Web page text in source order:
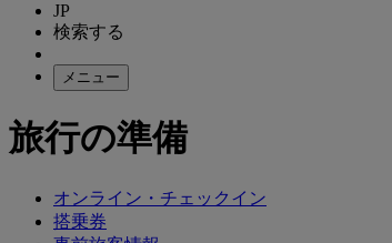
JP
検索する
メニュー
旅行の準備
オンライン・チェックイン
搭乗券